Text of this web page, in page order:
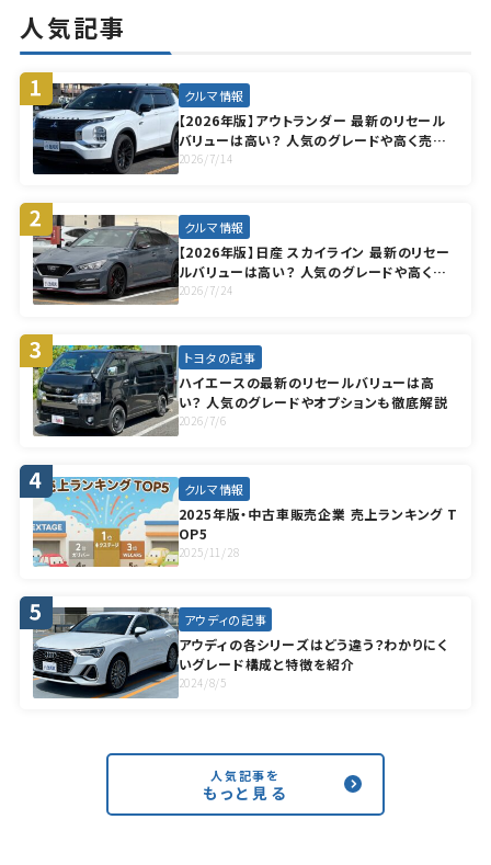
人気記事
クルマ情報
【2026年版】アウトランダー 最新のリセール
バリューは高い？ 人気のグレードや高く売却
する方法も徹底解説
2026/7/14
クルマ情報
【2026年版】日産 スカイライン 最新のリセー
ルバリューは高い？ 人気のグレードや高く売
却する方法も徹底解説
2026/7/24
トヨタの記事
ハイエースの最新のリセールバリューは高
い？ 人気のグレードやオプションも徹底解説
2026/7/6
クルマ情報
2025年版・中古車販売企業 売上ランキング T
OP5
2025/11/28
アウディの記事
アウディの各シリーズはどう違う？わかりにく
いグレード構成と特徴を紹介
2024/8/5
人気記事を
もっと見る